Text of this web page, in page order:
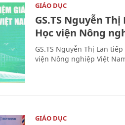
GIÁO DỤC
GS.TS Nguyễn
Học viện Nông
GS.TS Nguyễn Thị Lan
viện Nông nghiệp Việt
GIÁO DỤC